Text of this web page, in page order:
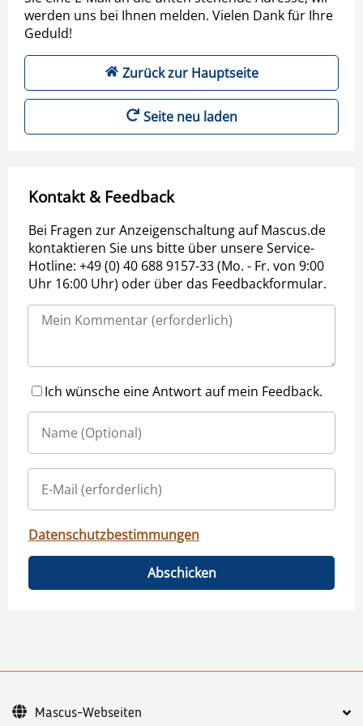
werden uns bei Ihnen melden. Vielen Dank für Ihre
Geduld!
Zurück zur Hauptseite
Seite neu laden
Kontakt & Feedback
Bei Fragen zur Anzeigenschaltung auf Mascus.de
kontaktieren Sie uns bitte über unsere Service-
Hotline: +49 (0) 40 688 9157-33 (Mo. - Fr. von 9:00
Uhr 16:00 Uhr) oder über das Feedbackformular.
Ich wünsche eine Antwort auf mein Feedback.
Datenschutzbestimmungen
Abschicken
Mascus-Webseiten